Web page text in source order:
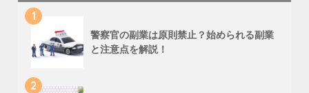
1
警察官の副業は原則禁止？始められる副業
と注意点を解説！
2